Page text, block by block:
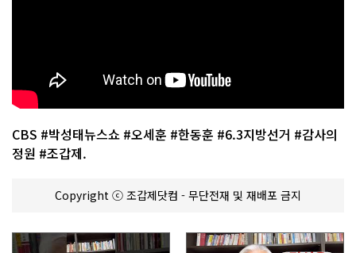
CBS #박성태뉴스쇼 #오세훈 #한동훈 #6.3지방선거 #감사의
정원 #조갑제.
Copyright ⓒ 조갑제닷컴 - 무단전재 및 재배포 금지